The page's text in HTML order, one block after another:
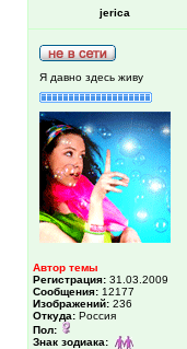
jerica
Я давно здесь живу
Автор темы
Регистрация: 31.03.2009
Сообщения: 12177
Изображений: 236
Откуда: Россия
Пол:
Знак зодиака: